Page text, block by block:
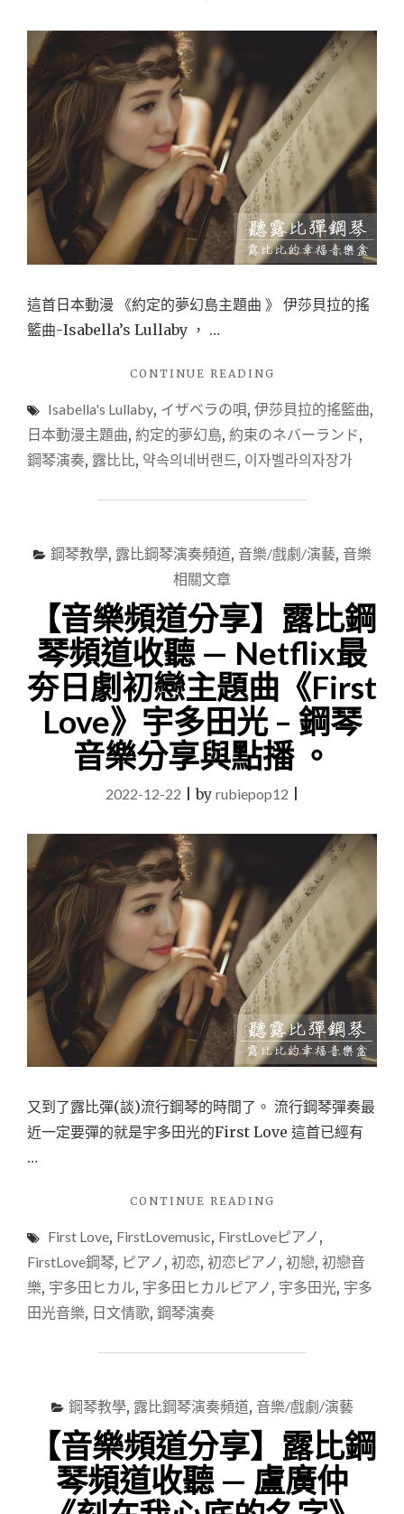
這首日本動漫 《約定的夢幻島主題曲 》 伊莎貝拉的搖
籃曲-Isabella’s Lullaby ， …
CONTINUE READING
頻
道
享】
比
頻
收
聽
—
日
本
動
定
的
夢
》
約
定
的
夢
幻
島
伊
莎
的
搖
琴
演
奏
露
比
彈
鋼
琴
PIANO
COVER
Isabella's Lullaby, イザベラの唄, 伊莎貝拉的搖籃曲,
日本動漫主題曲, 約定的夢幻島, 約束のネバーランド,
鋼琴演奏, 露比比, 약속의네버랜드, 이자벨라의자장가
鋼琴教學, 露比鋼琴演奏頻道, 音樂/戲劇/演藝, 音樂
相關文章
【音樂頻道分享】露比鋼
琴頻道收聽 — Netflix最
夯日劇初戀主題曲《First
Love》宇多田光 – 鋼琴
音樂分享與點播 。
2022-12-22 |by rubiepop12
又到了露比彈(談)流行鋼琴的時間了。 流行鋼琴彈奏最
近一定要彈的就是宇多田光的First Love 這首已經有
…
CONTINUE READING
頻
道
享】
鋼
道
收
聽
—
NETFLIX
最
First Love, FirstLovemusic, FirstLoveピアノ ,
FirstLove鋼琴, ピアノ , 初恋, 初恋ピアノ , 初戀, 初戀音
樂, 宇多田ヒカル, 宇多田ヒカルピアノ , 宇多田光, 宇多
田光音樂, 日文情歌, 鋼琴演奏
鋼琴教學, 露比鋼琴演奏頻道, 音樂/戲劇/演藝
【音樂頻道分享】露比鋼
琴頻道收聽 — 盧廣仲